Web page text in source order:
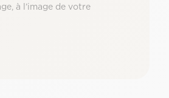
à l’image de votre